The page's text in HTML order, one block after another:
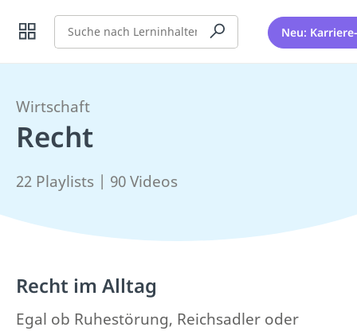
Suche Neu:
Wirtschaft
Recht
22 Playlists | 90 Videos
Recht im Alltag
Egal ob Ruhestörung, Reichsadler oder